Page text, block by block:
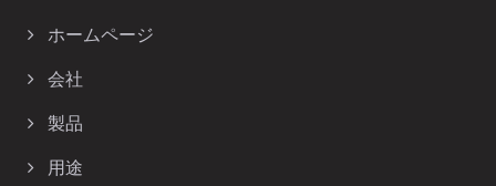
ホームページ
会社
製品
用途